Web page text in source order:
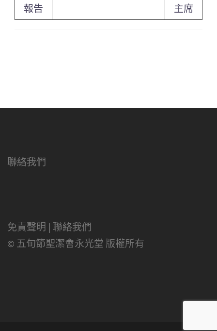
報告
主席
聯絡我們
免責聲明 | 聯絡我們
© 五旬節聖潔會永光堂 版權所有